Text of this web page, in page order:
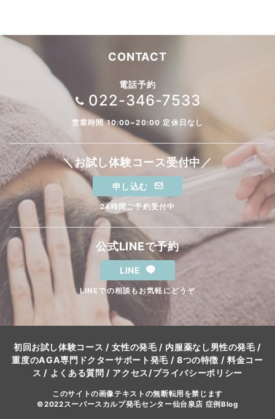
CONTACT
電話予約
022-346-7533
営業時間 10:00~20:00 定休日なし
＼お試し体験コース受付中／
申し込む
24時間ご予約受付中
公式LINEで予約
LINE
LINEでの相談もお気軽にどうぞ
初回お試し体験コース /女性の発毛/ 内服薬なし男性の発毛/
重度のAGA専門ドクターサポート発毛/ 8つの特徴 / 料金コー
ス / よくある質問 / アクセス/プライバシーポリシー
このサイトの画像テキストの無断転用を禁じます
©2022スーパースカルプ発毛センター仙台泉店 症例Blog